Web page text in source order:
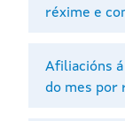
réxime e
Afiliacións
do mes por